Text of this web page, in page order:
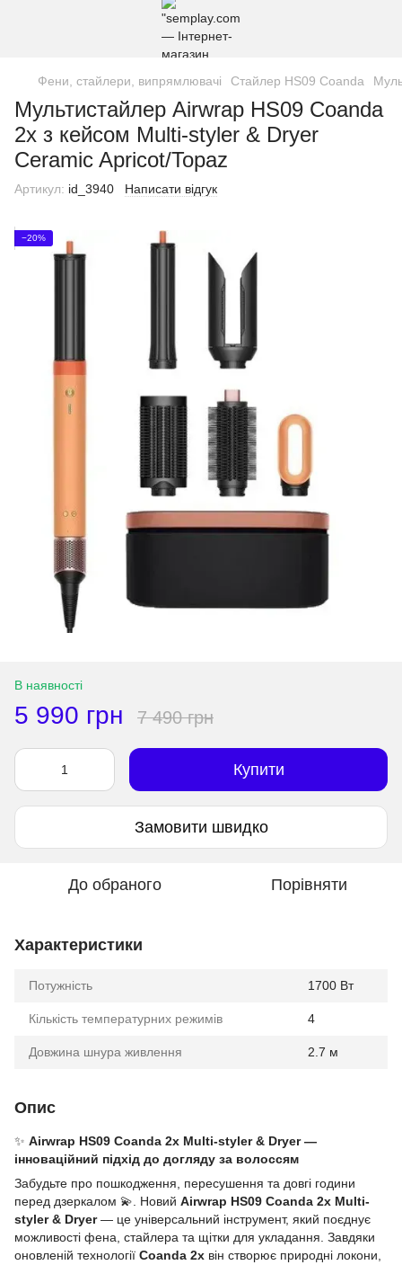
Фени, стайлери, випрямлювачі Стайлер HS09 Coanda
Мультистайлер Airwrap HS09 Coanda
2x з кейсом Multi-styler & Dryer
Ceramic Apricot/Topaz
Артикул: id_3940 Написати відгук
−20%
В наявності
5 990 грн 7 490 грн
Купити
Замовити швидко
До обраного Порівняти
Характеристики
Потужність 1700 Вт
Кількість температурних режимів 4
Довжина шнура живлення 2.7 м
Опис
✨ Airwrap HS09 Coanda 2x Multi-styler & Dryer —
інноваційний підхід до догляду за волоссям
Забудьте про пошкодження, пересушення та довгі години
перед дзеркалом 💫. Новий Airwrap HS09 Coanda 2x Multi-
styler & Dryer— це універсальний інструмент, який поєднує
можливості фена, стайлера та щітки для укладання. Завдяки
оновленій технології Coanda 2x він створює природні локони,